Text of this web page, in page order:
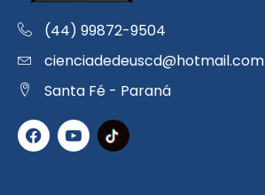
(44) 99872-9504
cienciadedeuscd@hotmail.com
Santa Fé - Paraná